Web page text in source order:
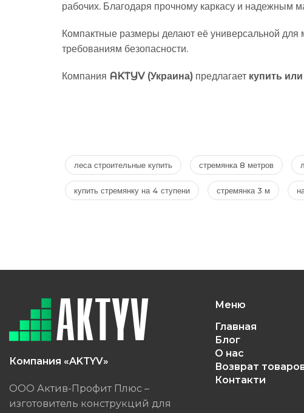
рабочих. Благодаря прочному каркасу и надежным
Компактные размеры делают её универсальной для
требованиям безопасности.
Компания AKTYV (Украина) предлагает купить
леса строительные купить стремянка 8 метров
купить стремянку на 4 ступени стремянка 3 м
Компания «AKTYV»
ООО Актив-Профит Плюс –
изготовитель конструкций для
Меню
Главная
Блог
О нас
Возврат
Контакти